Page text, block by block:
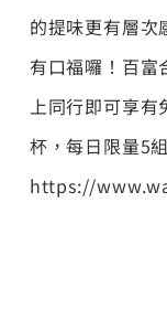
的提味更有層次
有口福囉！百富
上同行即可享有
杯，每日限量5
https://